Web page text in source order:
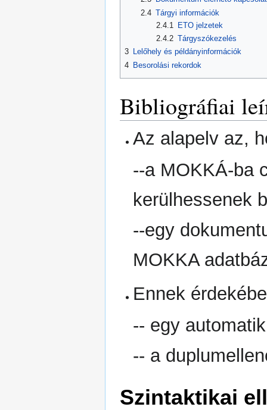
2.4 Tárgyi információk
2.4.1
ETO jelzetek
2.4.2 Tárgyszókezelés
3 Lelőhely és példányinformációk
4 Besorolási rekordok
Bibliográfiai
Az alapelv az,
--a MOKKÁ-ba
kerülhessenek
--egy
MOKKA
Ennek
-- egy
-- a
Szintaktikai